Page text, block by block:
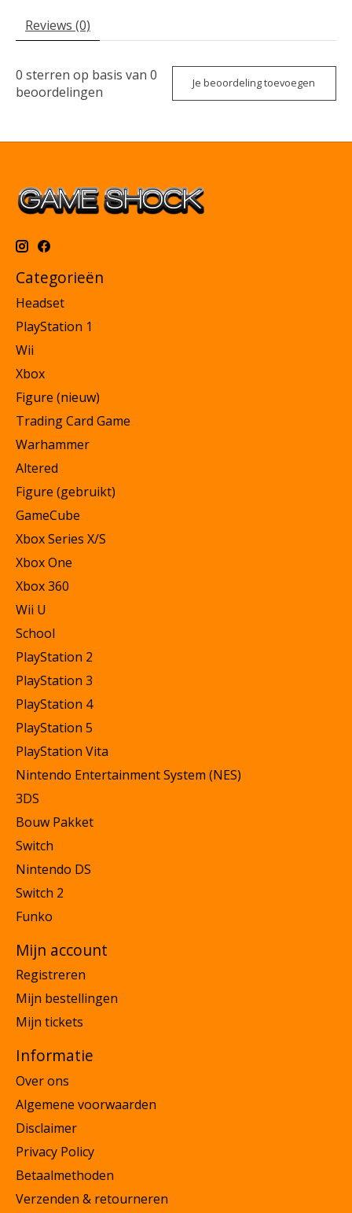
Reviews (0)
0 sterren op basis van 0
beoordelingen
Je beoordeling toevoegen
Categorieën
Headset
PlayStation 1
Wii
Xbox
Figure (nieuw)
Trading Card Game
Warhammer
Altered
Figure (gebruikt)
GameCube
Xbox Series X/S
Xbox One
Xbox 360
Wii U
School
PlayStation 2
PlayStation 3
PlayStation 4
PlayStation 5
PlayStation Vita
Nintendo Entertainment System (NES)
3DS
Bouw Pakket
Switch
Nintendo DS
Switch 2
Funko
Mijn account
Registreren
Mijn bestellingen
Mijn tickets
Informatie
Over ons
Algemene voorwaarden
Disclaimer
Privacy Policy
Betaalmethoden
Verzenden & retourneren